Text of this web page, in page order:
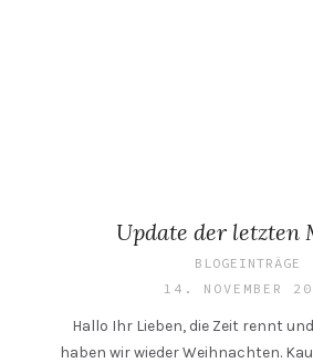
Update der letzten
BLOGEINTRÄGE
14. NOVEMBER
Hallo Ihr Lieben, die Zeit rennt
haben wir wieder Weihnachten.